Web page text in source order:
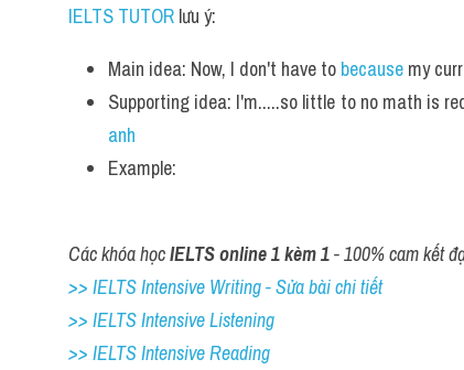
IELTS TUTOR lưu ý:
Main idea: Now, I don't have to because my
Supporting idea: I'm.....so little to no math is
anh
Example:
Các khóa học IELTS online 1 kèm 1 - 100% cam kết
>> IELTS Intensive Writing - Sửa bài chi tiết
>> IELTS Intensive Listening
>> IELTS Intensive Reading